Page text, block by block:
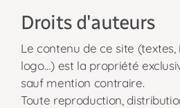
Droits d'auteurs
Le contenu de ce site (textes,
logo…) est la propriété
sauf mention contraire.
Toute reproduction,